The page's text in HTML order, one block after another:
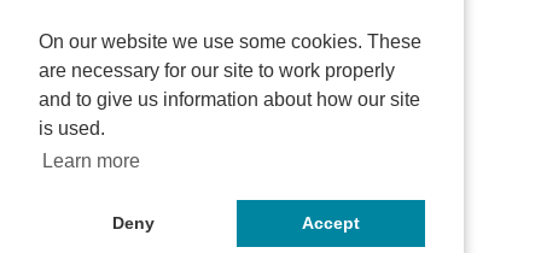
On our website we use some cookies. These
are necessary for our site to work properly
and to give us information about how our site
is used.
Learn more
Deny Accept